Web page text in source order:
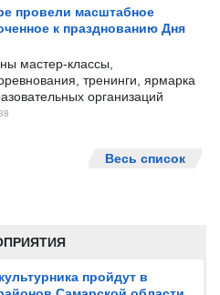
пройдут в
провели масштабное
к празднованию Дня
мастер-классы,
тренинги, ярмарка
организаций
Весь список